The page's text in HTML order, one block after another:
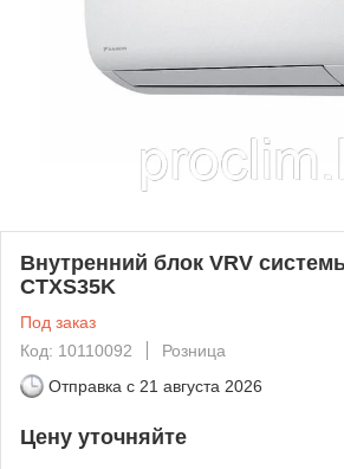
Внутренний блок VRV
CTXS35K
Под заказ
Код: 10110092
Розница
Отправка с 21 августа 2026
Цену уточняйте